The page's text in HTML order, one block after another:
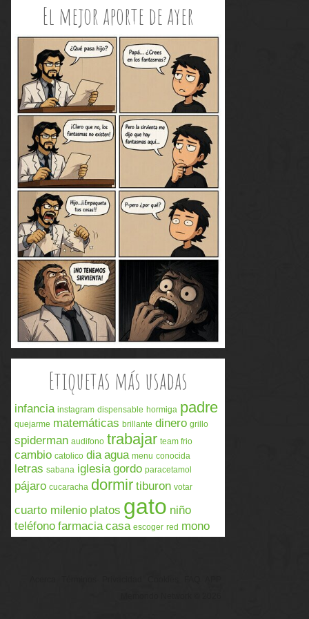
El mejor aporte de ayer
Etiquetas más usadas
infancia instagram dispensable hormiga padre
quejarme matemáticas brillante dinero grillo
spiderman audifono trabajar team frio
cambio catolico dia agua menu conocida
letras sabana iglesia gordo paracetamol
pájaro cucaracha dormir tiburon votar
cuarto milenio platos gato niño
teléfono farmacia casa escoger red mono